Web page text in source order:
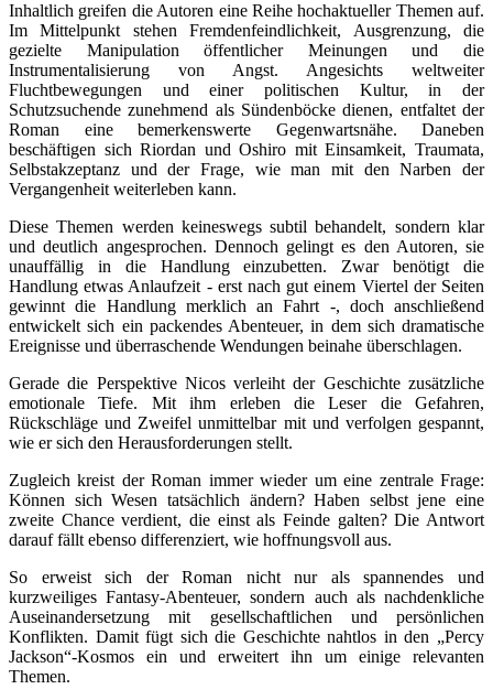
Inhaltlich greifen die Autoren eine Reihe hochaktueller Themen auf.
Im Mittelpunkt stehen Fremdenfeindlichkeit, Ausgrenzung, die
gezielte Manipulation öffentlicher Meinungen und die
Instrumentalisierung von Angst. Angesichts weltweiter
Fluchtbewegungen und einer politischen Kultur, in der
Schutzsuchende zunehmend als Sündenböcke dienen, entfaltet der
Roman eine bemerkenswerte Gegenwartsnähe. Daneben
beschäftigen sich Riordan und Oshiro mit Einsamkeit, Traumata,
Selbstakzeptanz und der Frage, wie man mit den Narben der
Vergangenheit weiterleben kann.
Diese Themen werden keineswegs subtil behandelt, sondern klar
und deutlich angesprochen. Dennoch gelingt es den Autoren, sie
unauffällig in die Handlung einzubetten. Zwar benötigt die
Handlung etwas Anlaufzeit - erst nach gut einem Viertel der Seiten
gewinnt die Handlung merklich an Fahrt -, doch anschließend
entwickelt sich ein packendes Abenteuer, in dem sich dramatische
Ereignisse und überraschende Wendungen beinahe überschlagen.
Gerade die Perspektive Nicos verleiht der Geschichte zusätzliche
emotionale Tiefe. Mit ihm erleben die Leser die Gefahren,
Rückschläge und Zweifel unmittelbar mit und verfolgen gespannt,
wie er sich den Herausforderungen stellt.
Zugleich kreist der Roman immer wieder um eine zentrale Frage:
Können sich Wesen tatsächlich ändern? Haben selbst jene eine
zweite Chance verdient, die einst als Feinde galten? Die Antwort
darauf fällt ebenso differenziert, wie hoffnungsvoll aus.
So erweist sich der Roman nicht nur als spannendes und
kurzweiliges Fantasy-Abenteuer, sondern auch als nachdenkliche
Auseinandersetzung mit gesellschaftlichen und persönlichen
Konflikten. Damit fügt sich die Geschichte nahtlos in den „Percy
Jackson“-Kosmos ein und erweitert ihn um einige relevanten
Themen.